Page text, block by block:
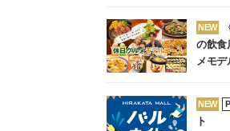
NEW
の飲食
メモデ
NEW
ト